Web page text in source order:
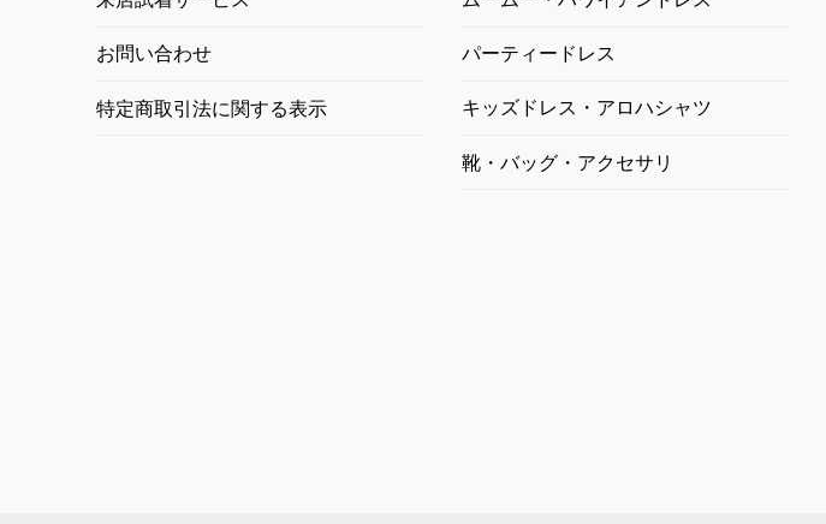
お問い合わせ
特定商取引法に関する表示
パーティードレス
キッズドレス・アロハシャツ
靴・バッグ・アクセサリ